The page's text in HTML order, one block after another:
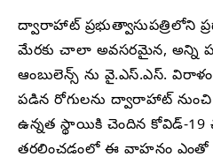
ద్వారాహాట్ ప్రభుత్వాసుపత్రిలోని
మేరకు చాలా అవసరమైన, అన్ని
ఆంబులెన్స్ ను వై.ఎస్.ఎస్.
పడిన రోగులను ద్వారాహాట్
ఉన్నత స్థాయికి చెందిన కోవిడ్-19
తరలించడంలో ఈ వాహనం ఎంతో